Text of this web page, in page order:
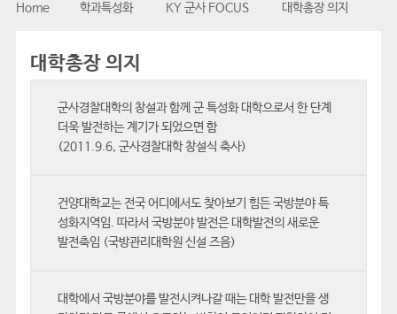
Home 학과특성화 KY 군사 FOCUS 대학총장 의지
대학총장 의지
군사경찰대학의 창설과 함께 군 특성화 대학으로서 한 단계
더욱 발전하는 계기가 되었으면 함
(2011.9.6, 군사경찰대학 창설식 축사)
건양대학교는 전국 어디에서도 찾아보기 힘든 국방분야 특
성화지역임. 따라서 국방분야 발전은 대학발전의 새로운
발전축임 (국방관리대학원 신설 즈음)
대학에서 국방분야를 발전시켜나갈 때는 대학 발전만을 생